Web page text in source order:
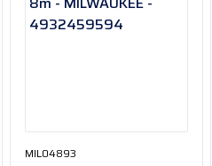
MIL04893